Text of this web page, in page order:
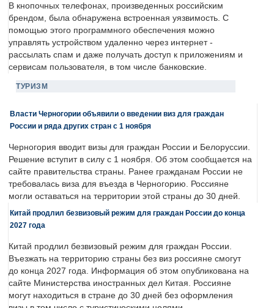
В кнопочных телефонах, произведенных российским
брендом, была обнаружена встроенная уязвимость. С
помощью этого программного обеспечения можно
управлять устройством удаленно через интернет -
рассылать спам и даже получать доступ к приложениям и
сервисам пользователя, в том числе банковские.
ТУРИЗМ
Власти Черногории объявили о введении виз для граждан
России и ряда других стран с 1 ноября
Черногория вводит визы для граждан России и Белоруссии.
Решение вступит в силу с 1 ноября. Об этом сообщается на
сайте правительства страны. Ранее гражданам России не
требовалась виза для въезда в Черногорию. Россияне
могли оставаться на территории этой страны до 30 дней.
Китай продлил безвизовый режим для граждан России до конца
2027 года
Китай продлил безвизовый режим для граждан России.
Въезжать на территорию страны без виз россияне смогут
до конца 2027 года. Информация об этом опубликована на
сайте Министерства иностранных дел Китая. Россияне
могут находиться в стране до 30 дней без оформления